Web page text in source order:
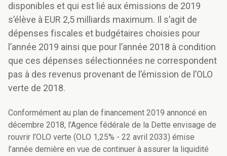
disponibles et qui est lié aux émissions de 2019
s’élève à EUR 2,5 milliards maximum. Il s’agit de
dépenses fiscales et budgétaires choisies pour
l’année 2019 ainsi que pour l’année 2018 à condition
que ces dépenses sélectionnées ne correspondent
pas à des revenus provenant de l’émission de l’OLO
verte de 2018.
Conformément au plan de financement 2019 annoncé en
décembre 2018, l’Agence fédérale de la Dette envisage de
rouvrir l’OLO verte (OLO 1,25% - 22 avril 2033) émise
l’année dernière en vue de continuer à assurer la liquidité